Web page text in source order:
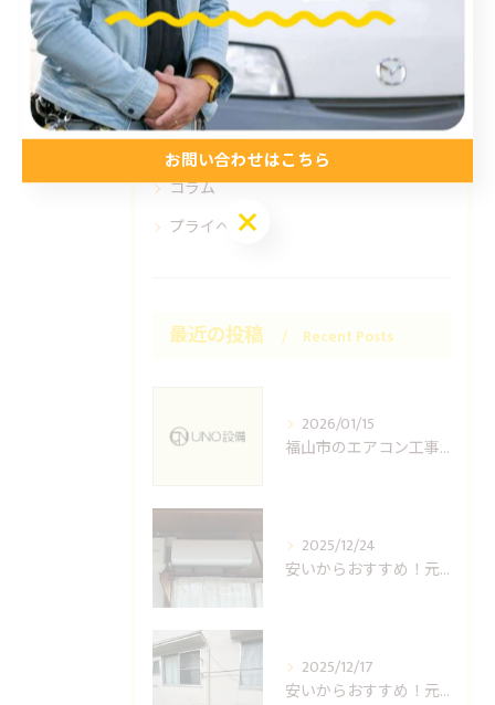
電気工事
お知らせ
施工事例
お得情報
コラム
プライベート
最近の投稿 Recent Posts
2026/01/15
福山市のエアコン工事ならUNO設備へどうぞ
2025/12/24
安いからおすすめ！元消防士の倉敷エアコン取り付け業者はUNO設備へ！
2025/12/17
安いからおすすめ！元消防士の岡山エアコン取り付け業者はUNO設備へ！
お問い合わせはこちら
お問い合わせはこちら